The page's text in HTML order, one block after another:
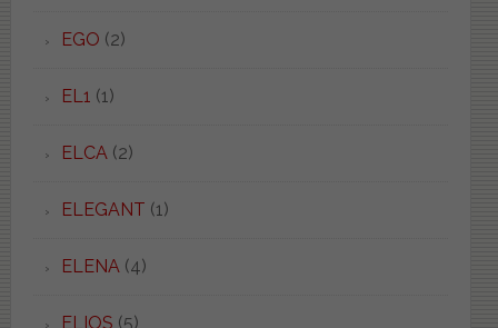
EGO (2)
EL1 (1)
ELCA (2)
ELEGANT (1)
ELENA (4)
ELIOS (5)